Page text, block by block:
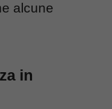
alcune
in